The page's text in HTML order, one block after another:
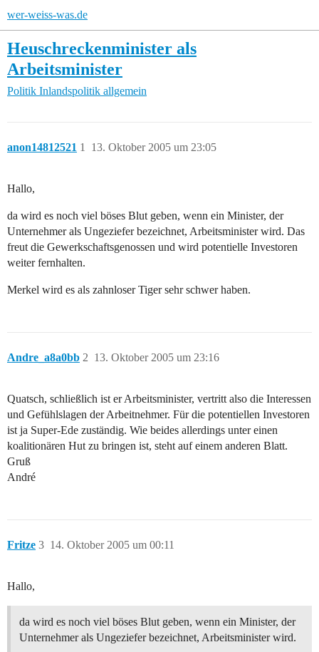
wer-weiss-was.de
Heuschreckenminister als
Arbeitsminister
Politik Inlandspolitik allgemein
anon14812521 13. Oktober 2005 um 23:05
1
Hallo,
da wird es noch viel böses Blut geben, wenn ein Minister, der
Unternehmer als Ungeziefer bezeichnet, Arbeitsminister wird. Das
freut die Gewerkschaftsgenossen und wird potentielle Investoren
weiter fernhalten.
Merkel wird es als zahnloser Tiger sehr schwer haben.
Andre_a8a0bb 13. Oktober 2005 um 23:16
2
Quatsch, schließlich ist er Arbeitsminister, vertritt also die Interessen
und Gefühlslagen der Arbeitnehmer. Für die potentiellen Investoren
ist ja Super-Ede zuständig. Wie beides allerdings unter einen
koalitionären Hut zu bringen ist, steht auf einem anderen Blatt.
Gruß
André
Fritze 14. Oktober 2005 um 00:11
3
Hallo,
da wird es noch viel böses Blut geben, wenn ein Minister, der
Unternehmer als Ungeziefer bezeichnet, Arbeitsminister wird.